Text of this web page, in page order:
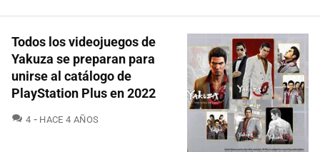
Todos los videojuegos de
Yakuza se preparan para
unirse al catálogo de
PlayStation Plus en 2022
4 COMENTARIOS
HACE 4 AÑOS